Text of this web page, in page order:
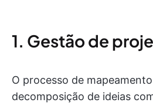
1. Gestão de
O processo de
decomposição de ideias